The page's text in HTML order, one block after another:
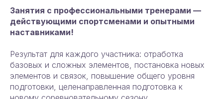
Занятия с профессиональными тренерами —
действующими спортсменами и опытными
наставниками!
Результат для каждого участника: отработка
базовых и сложных элементов, постановка новых
элементов и связок, повышение общего уровня
подготовки, целенаправленная подготовка к